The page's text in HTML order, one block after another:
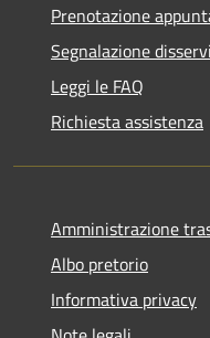
Prenotazione
Segnalazione
Leggi le FAQ
Richiesta assistenza
Amministrazione
Albo pretorio
Informativa privacy